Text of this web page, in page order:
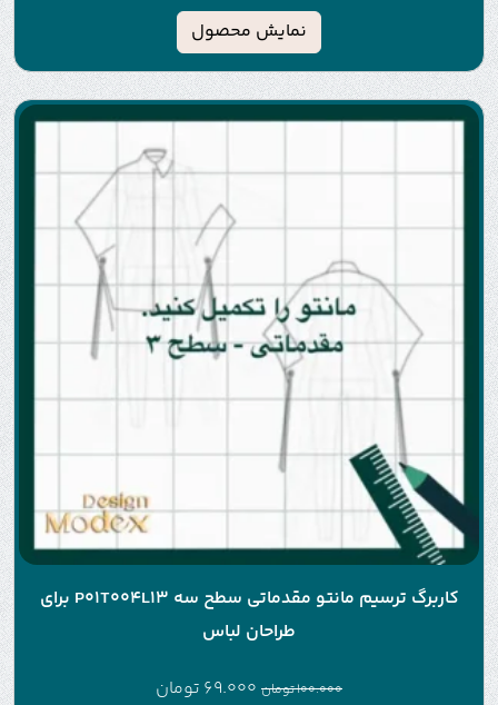
نمایش محصول
کاربرگ ترسیم مانتو مقدماتی سطح سه P01T004L13 برای
طراحان لباس
100.000تومان 69.000 تومان